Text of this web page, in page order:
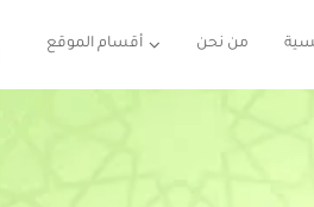
من نحن أقسام الموقع